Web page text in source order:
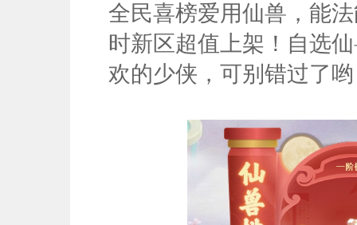
全民喜榜爱用仙兽，能
时新区超值上架！自选
欢的少侠，可别错过了